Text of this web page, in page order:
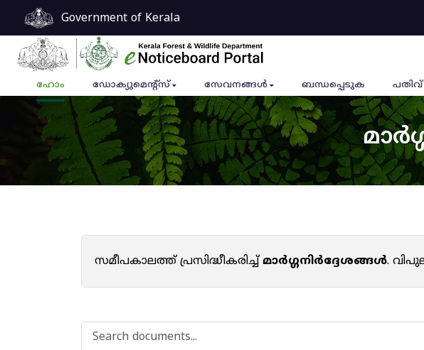
Government of Kerala
ഹോം ഡോക്യുമെൻ്റ്സ് സേവനങ്ങൾ ബന്ധപ്പെടുക
സമീപകാലത്ത് പ്രസിദ്ധീകരിച്ച്മാർഗ്ഗനിർദ്ദേശങ്ങൾ.